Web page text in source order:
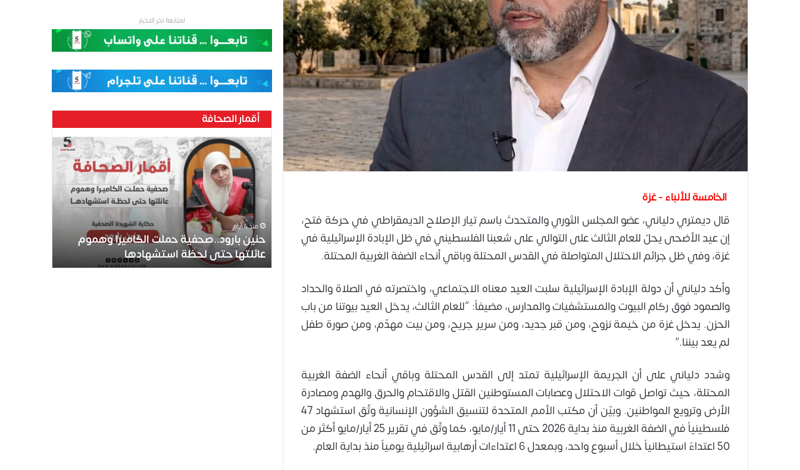
الخامسة للأنباء - غزة
قال ديمتري دلياني، عضو المجلس الثوري والمتحدث باسم تيار الإصلاح الديمقراطي في حركة فتح،
إن عيد الأضحى يحلّ للعام الثالث على التوالي على شعبنا الفلسطيني في ظل الإبادة الإسرائيلية في
غزة، وفي ظل جرائم الاحتلال المتواصلة في القدس المحتلة وباقي أنحاء الضفة الغربية المحتلة.
وأكد دلياني أن دولة الإبادة الإسرائيلية سلبت العيد معناه الاجتماعي، واختصرته في الصلاة والحداد
والصمود فوق ركام البيوت والمستشفيات والمدارس، مضيفاً: “للعام الثالث، يدخل العيد بيوتنا من باب
الحزن. يدخل غزة من خيمة نزوح، ومن قبر جديد، ومن سرير جريح، ومن بيت مهدّم، ومن صورة طفل
لم يعد بيننا.”
وشدد دلياني على أن الجريمة الإسرائيلية تمتد إلى القدس المحتلة وباقي أنحاء الضفة الغربية
المحتلة، حيث تواصل قوات الاحتلال وعصابات المستوطنين القتل والاقتحام والحرق والهدم ومصادرة
الأرض وترويع المواطنين. وبيّن أن مكتب الأمم المتحدة لتنسيق الشؤون الإنسانية وثّق استشهاد 47
فلسطينياً في الضفة الغربية منذ بداية 2026 حتى 11 أيار/مايو، كما وثّق في تقرير 25 أيار/مايو أكثر من
50 اعتداءً استيطانياً خلال أسبوع واحد، وبمعدل 6 اعتداءات أرهابية اسرائيلية يومياً منذ بداية العام.
لمتابعة اخر الاخبار
أقمار الصحافة
حنين
بارود..صحفية
حملت
الكاميرا
وهموم
عائلتها
لحظة
استشهادها
منذ 4 أيام
حنين بارود..صحفية حملت الكاميرا وهموم
عائلتها حتى لحظة استشهادها